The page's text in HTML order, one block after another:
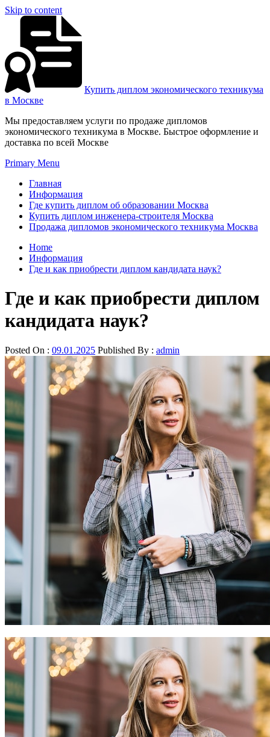
Skip to content
Купить диплом экономического техникума
в Москве
Мы предоставляем услуги по продаже дипломов
экономического техникума в Москве. Быстрое оформление и
доставка по всей Москве
Primary Menu
Главная
Информация
Где купить диплом об образовании Москва
Купить диплом инженера-строителя Москва
Продажа дипломов экономического техникума Москва
Home
Информация
Где и как приобрести диплом кандидата наук?
Где и как приобрести диплом
кандидата наук?
Posted On : 09.01.2025 Published By : admin